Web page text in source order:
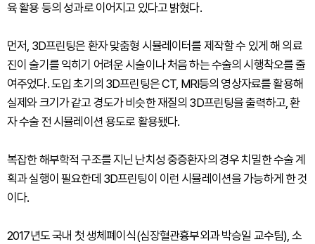
육 활용 등의 성과로 이어지고 있다고 밝혔다.
먼저, 3D프린팅은 환자 맞춤형 시뮬레이터를 제작할 수 있게 해 의료
진이 술기를 익히기 어려운 시술이나 처음 하는 수술의 시행착오를 줄
여주었다. 도입 초기의 3D프린팅은 CT, MRI등의 영상자료를 활용해
실제와 크기가 같고 경도가 비슷한 재질의 3D프린팅을 출력하고, 환
자 수술 전 시뮬레이션 용도로 활용됐다.
복잡한 해부학적 구조를 지닌 난치성 중증환자의 경우 치밀한 수술 계
획과 실행이 필요한데 3D프린팅이 이런 시뮬레이션을 가능하게 한 것
이다.
2017년도 국내 첫 생체폐이식(심장혈관흉부외과 박승일 교수팀), 소